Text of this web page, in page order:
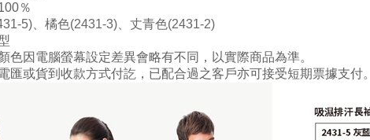
％
5) 橘色(2431-3) 丈青色(2431-2)
色因電腦螢幕設定差異會略有不同，以實際商品為準。
匯或貨到收款方式付訖，已配合過之客戶亦可接受短期票據支付。